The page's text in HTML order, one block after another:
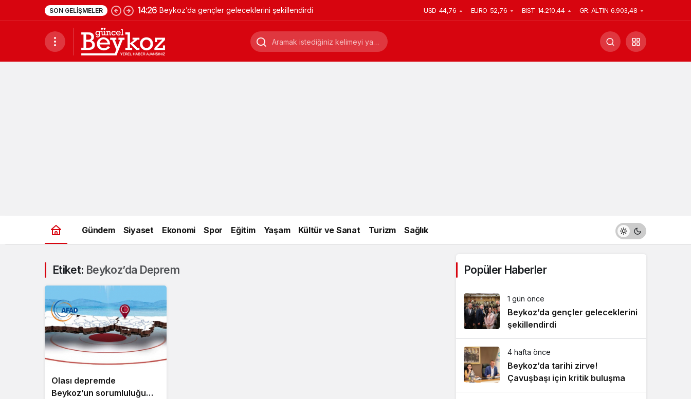
SON GELIŞMELER 14:26 Beykoz’da gençler geleceklerini şekillendirdi USD 44,76 EURO 52,76 BIST 14.210,44 GR. ALTIN 6.903,48
Gündem Siyaset Ekonomi Spor Eğitim Yaşam Kültür ve Sanat Turizm Sağlık
Etiket: Beykoz’da Deprem
Olası depremde
Beykoz’un sorumluluğu
Popüler Haberler
1 gün önce
Beykoz’da gençler geleceklerini
şekillendirdi
4 hafta önce
Beykoz’da tarihi zirve!
Çavuşbaşı için kritik buluşma